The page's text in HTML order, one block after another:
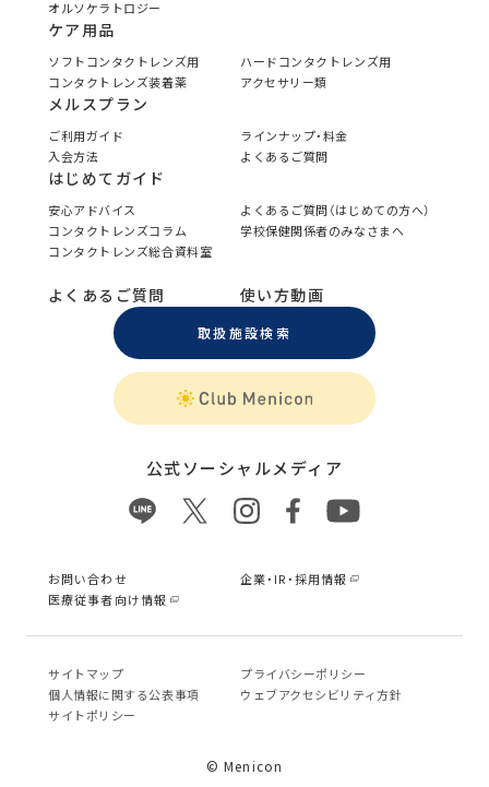
オルソケラトロジー
ケア用品
ソフトコンタクトレンズ用
ハードコンタクトレンズ用
コンタクトレンズ装着薬
アクセサリー類
メルスプラン
ご利用ガイド
ラインナップ・料金
入会方法
よくあるご質問
はじめてガイド
安心アドバイス
よくあるご質問（はじめての方へ）
コンタクトレンズコラム
学校保健関係者のみなさまへ
コンタクトレンズ総合資料室
よくあるご質問 使い方動画
取扱施設検索
公式ソーシャルメディア
お問い合わせ
企業・IR・採用情報
医療従事者向け情報
サイトマップ
プライバシーポリシー
個⼈情報に関する公表事項
ウェブアクセシビリティ方針
サイトポリシー
© Menicon